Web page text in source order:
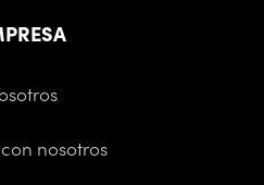
nosotros